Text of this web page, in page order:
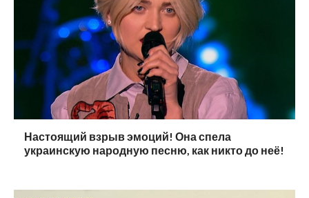
Настоящий взрыв эмоций! Она спела
украинскую народную песню, как никто до неё!